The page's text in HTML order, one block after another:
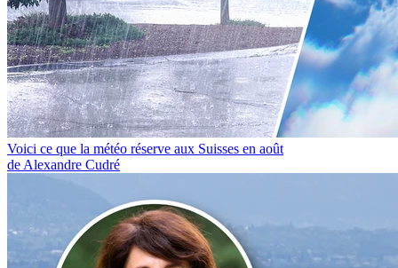
Voici ce que la météo réserve aux Suisses en août
de Alexandre Cudré